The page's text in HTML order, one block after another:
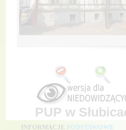
PUP w
INFORMACJE PODSTAWOWE